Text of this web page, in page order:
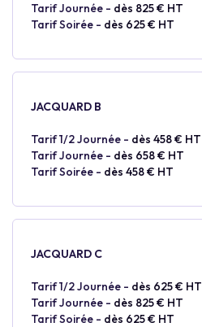
Tarif Journée - dès 825 € HT
Tarif Soirée - dès 625 € HT
JACQUARD B
Tarif 1/2 Journée - dès 458 € HT
Tarif Journée - dès 658 € HT
Tarif Soirée - dès 458 € HT
JACQUARD C
Tarif 1/2 Journée - dès 625 € HT
Tarif Journée - dès 825 € HT
Tarif Soirée - dès 625 € HT